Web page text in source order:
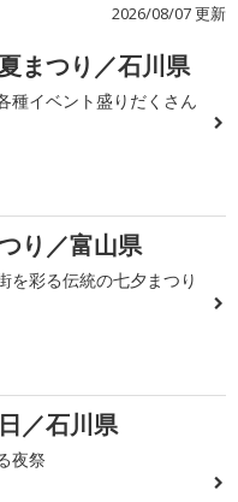
2026/08/07 更新
まつり／石川県
種イベント盛りだくさん
り／富山県
を彩る伝統の七夕まつり
／石川県
夜祭